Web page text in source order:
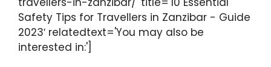
Safety Tips for Travellers in Zanzibar - Guide
2023′ relatedtext='You may also be
interested in:']